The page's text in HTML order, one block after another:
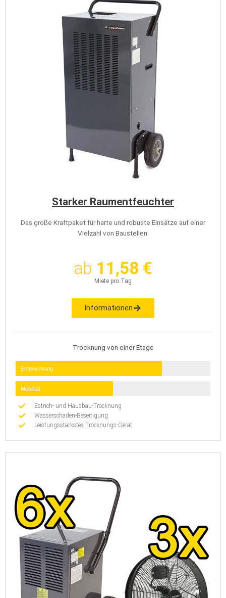
Starker Raumentfeuchter
Das große Kraftpaket für harte und robuste Einsätze auf einer
Vielzahl von Baustellen.
ab 11,58 €
Miete pro Tag
Informationen
Trocknung von einer Etage
Entfeuchtung
Mobilität
Estrich- und Hausbau-Trocknung
Wasserschaden-Beseitigung
Leistungsstärkstes Trocknungs-Gerät